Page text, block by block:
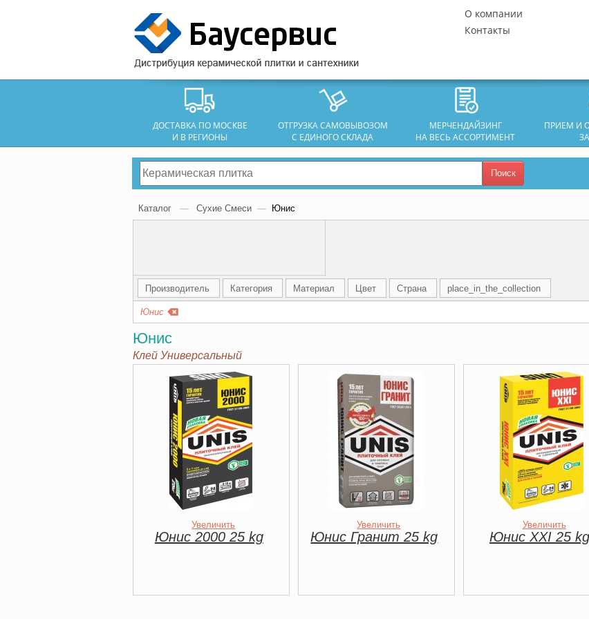
О компании
Контакты
ДОСТАВКА ПО МОСКВЕ
И В РЕГИОНЫ
ОТГРУЗКА САМОВЫВОЗОМ
С ЕДИНОГО СКЛАДА
МЕРЧЕНДАЙЗИНГ
НА ВЕСЬ АССОРТИМЕНТ
ПРИЕМ И
Поиск
Каталог — Сухие Смеси — Юнис
Производитель Категория Материал Цвет Страна place_in_the_collection
Юнис
Юнис
Клей Универсальный
Увеличить
Юнис 2000 25 kg
Увеличить
Юнис Гранит 25 kg
Увеличить
Юнис XXI 25 kg